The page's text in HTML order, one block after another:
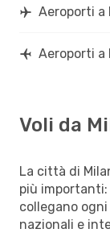
Aeroporti a
Aeroporti a
Voli da
La città di
più importanti:
collegano
nazionali e